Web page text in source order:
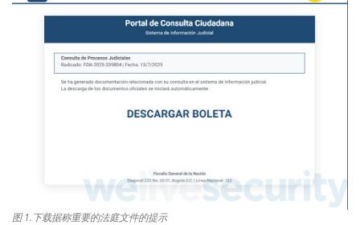
图 1.下载据称重要的法庭文件的提示